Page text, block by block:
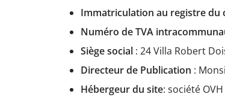
Immatriculation au registre du
Numéro de TVA
Siège social : 24 Villa Robert
Directeur de Publication :
Hébergeur du site: société